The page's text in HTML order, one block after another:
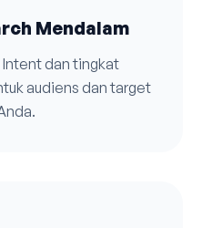
Mendalam
dan tingkat
audiens dan target